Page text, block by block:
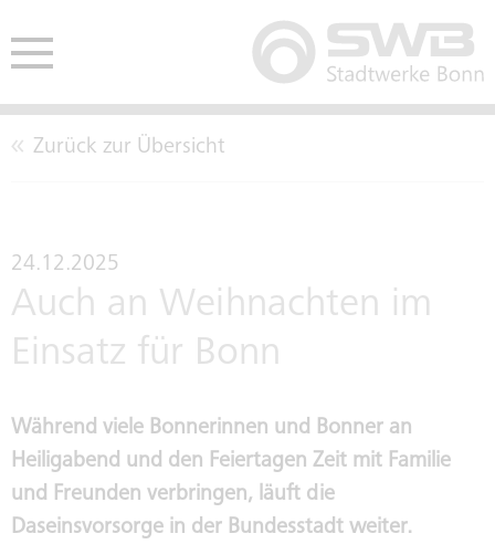
EINKAUFSBEDINGUNGEN
VERGABEGESETZ
FAHRZEUGVERKAUF
KENNZAHLEN
GESCHÄFTSFÜHRUNG
Zurück zur Übersicht
24.12.2025
Auch an Weihnachten im
Einsatz für Bonn
Während viele Bonnerinnen und Bonner an
Heiligabend und den Feiertagen Zeit mit Familie
und Freunden verbringen, läuft die
Daseinsvorsorge in der Bundesstadt weiter.